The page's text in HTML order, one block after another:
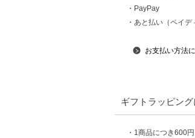
・PayPay
・あと払い（ペイデ
お支払い方法
ギフトラッピング
・1商品につき600